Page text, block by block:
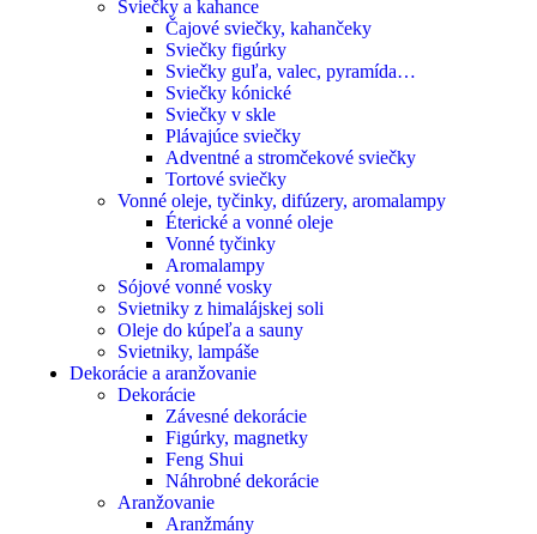
Sviečky a kahance
Čajové sviečky, kahančeky
Sviečky figúrky
Sviečky guľa, valec, pyramída…
Sviečky kónické
Sviečky v skle
Plávajúce sviečky
Adventné a stromčekové sviečky
Tortové sviečky
Vonné oleje, tyčinky, difúzery, aromalampy
Éterické a vonné oleje
Vonné tyčinky
Aromalampy
Sójové vonné vosky
Svietniky z himalájskej soli
Oleje do kúpeľa a sauny
Svietniky, lampáše
Dekorácie a aranžovanie
Dekorácie
Závesné dekorácie
Figúrky, magnetky
Feng Shui
Náhrobné dekorácie
Aranžovanie
Aranžmány